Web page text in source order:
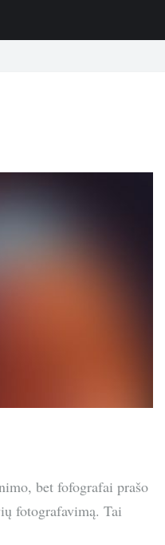
bet fofografai prašo
fotografavimą. Tai